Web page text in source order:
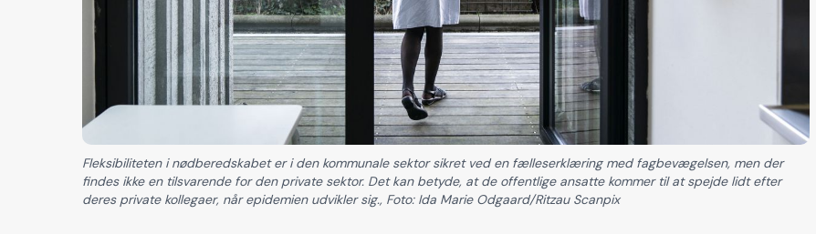
Fleksibiliteten i nødberedskabet er i den kommunale sektor sikret ved en fælleserklæring med fagbevægelsen, men der
findes ikke en tilsvarende for den private sektor. Det kan betyde, at de offentlige ansatte kommer til at spejde lidt efter
deres private kollegaer, når epidemien udvikler sig., Foto: Ida Marie Odgaard/Ritzau Scanpix